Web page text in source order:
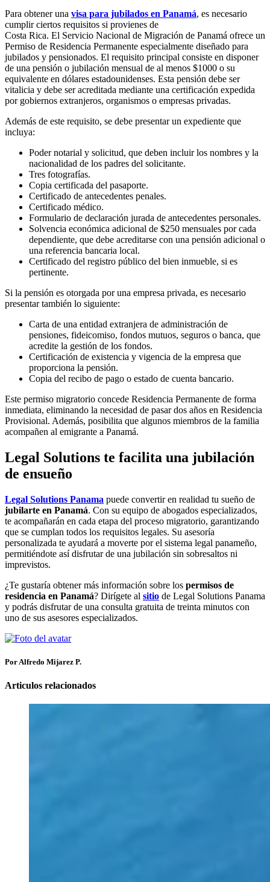
Para obtener una visa para jubilados en Panamá, es necesario
cumplir ciertos requisitos si provienes de
Costa Rica. El Servicio Nacional de Migración de Panamá ofrece un
Permiso de Residencia Permanente especialmente diseñado para
jubilados y pensionados. El requisito principal consiste en disponer
de una pensión o jubilación mensual de al menos $1000 o su
equivalente en dólares estadounidenses. Esta pensión debe ser
vitalicia y debe ser acreditada mediante una certificación expedida
por gobiernos extranjeros, organismos o empresas privadas.
Además de este requisito, se debe presentar un expediente que
incluya:
Poder notarial y solicitud, que deben incluir los nombres y la
nacionalidad de los padres del solicitante.
Tres fotografías.
Copia certificada del pasaporte.
Certificado de antecedentes penales.
Certificado médico.
Formulario de declaración jurada de antecedentes personales.
Solvencia económica adicional de $250 mensuales por cada
dependiente, que debe acreditarse con una pensión adicional o
una referencia bancaria local.
Certificado del registro público del bien inmueble, si es
pertinente.
Si la pensión es otorgada por una empresa privada, es necesario
presentar también lo siguiente:
Carta de una entidad extranjera de administración de
pensiones, fideicomiso, fondos mutuos, seguros o banca, que
acredite la gestión de los fondos.
Certificación de existencia y vigencia de la empresa que
proporciona la pensión.
Copia del recibo de pago o estado de cuenta bancario.
Este permiso migratorio concede Residencia Permanente de forma
inmediata, eliminando la necesidad de pasar dos años en Residencia
Provisional. Además, posibilita que algunos miembros de la familia
acompañen al emigrante a Panamá.
Legal Solutions te facilita una jubilación
de ensueño
Legal Solutions Panama puede convertir en realidad tu sueño de
jubilarte en Panamá. Con su equipo de abogados especializados,
te acompañarán en cada etapa del proceso migratorio, garantizando
que se cumplan todos los requisitos legales. Su asesoría
personalizada te ayudará a moverte por el sistema legal panameño,
permitiéndote así disfrutar de una jubilación sin sobresaltos ni
imprevistos.
¿Te gustaría obtener más información sobre los permisos de
residencia en Panamá? Dirígete al sitio de Legal Solutions Panama
y podrás disfrutar de una consulta gratuita de treinta minutos con
uno de sus asesores especializados.
Por Alfredo Mijarez P.
Articulos relacionados